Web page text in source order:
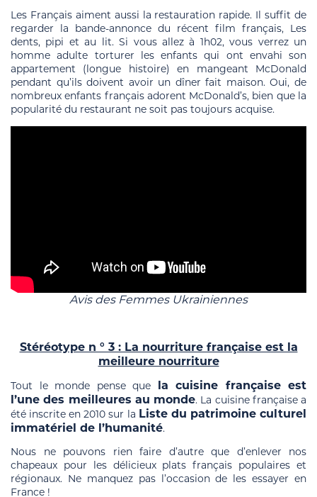
Les Français aiment aussi la restauration rapide. Il suffit de
regarder la bande-annonce du récent film français, Les
dents, pipi et au lit. Si vous allez à 1h02, vous verrez un
homme adulte torturer les enfants qui ont envahi son
appartement (longue histoire) en mangeant McDonald
pendant qu’ils doivent avoir un dîner fait maison. Oui, de
nombreux enfants français adorent McDonald’s, bien que la
popularité du restaurant ne soit pas toujours acquise.
Avis des Femmes Ukrainiennes
Stéréotype n ° 3 : La nourriture française est la
meilleure nourriture
Tout le monde pense que la cuisine française est
l’une des meilleures au monde. La cuisine française a
été inscrite en 2010 sur la Liste du patrimoine culturel
immatériel de l’humanité.
Nous ne pouvons rien faire d’autre que d’enlever nos
chapeaux pour les délicieux plats français populaires et
régionaux. Ne manquez pas l’occasion de les essayer en
France !